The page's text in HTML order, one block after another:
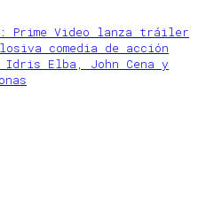
Prime Video lanza tráiler
comedia de acción
Idris Elba, John Cena y